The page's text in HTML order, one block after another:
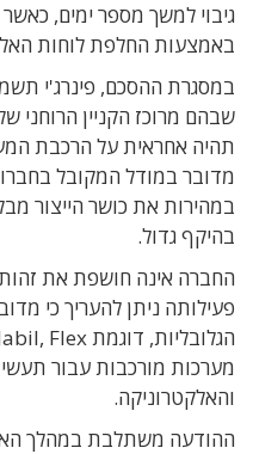
גיבוי למשך מספר ימים,
באמצעות החלפת לוחות
במסגרת ההסכם, פינרג'י
שבהם מרוכז הקניין
תהיה אחראית על הרכבת
מדובר במודל המקובל
במהירות את כושר הייצור
בהיקף גדול.
החברה אינה חושפת את
פעילותה ניתן להעריך כי
מערכות מורכבות עבור
והאלקטרוניקה.
ההודעה משתלבת במהלך